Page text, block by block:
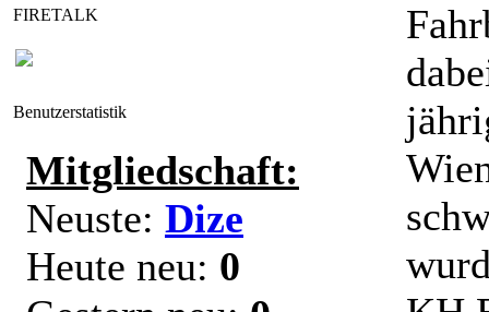
FIRETALK
Benutzerstatistik
Mitgliedschaft:
Neuste: Dize
Heute neu: 0